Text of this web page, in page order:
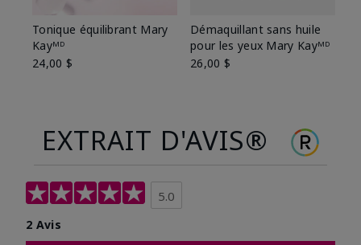
Tonique équilibrant Mary
Kayᴹᴰ
24,00 $
Démaquillant sans huile
pour les yeux Mary Kayᴹᴰ
26,00 $
EXTRAIT D'AVIS®
5.0
2 Avis